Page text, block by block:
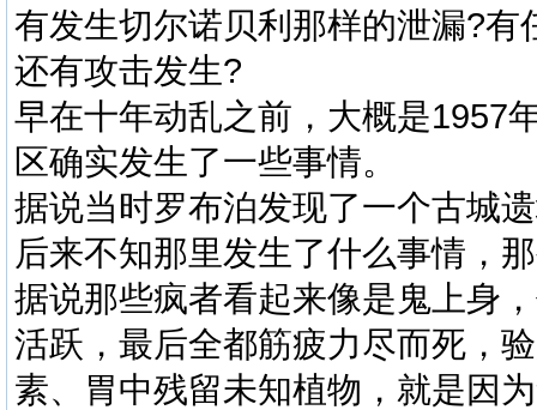
有发生切尔诺贝利那样的泄漏?
还有攻击发生?
早在十年动乱之前，大概是1957
区确实发生了一些事情。
据说当时罗布泊发现了一个古城
后来不知那里发生了什么事情，
据说那些疯者看起来像是鬼上身
活跃，最后全都筋疲力尽而死，
素、胃中残留未知植物，就是因